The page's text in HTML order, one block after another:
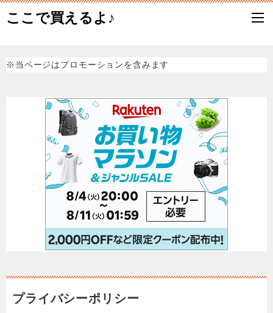
ここで買えるよ♪
※当ページはプロモーションを含みます
プライバシーポリシー